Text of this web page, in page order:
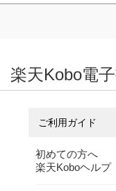
楽天Kobo電
ご利用ガイド
初めての方へ
楽天Koboヘルプ